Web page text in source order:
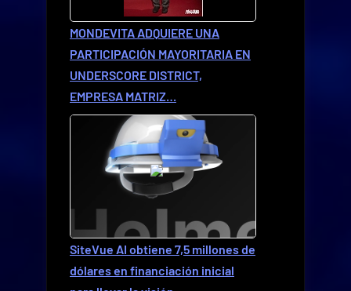
MONDEVITA ADQUIERE UNA
PARTICIPACIÓN MAYORITARIA EN
UNDERSCORE DISTRICT,
EMPRESA MATRIZ…
SiteVue AI obtiene 7,5 millones de
dólares en financiación inicial